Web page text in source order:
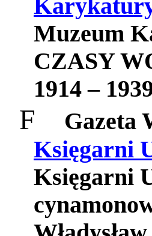
Muzeum
CZASY
1914 –
F
Gazeta
Księgarni
Księgarni